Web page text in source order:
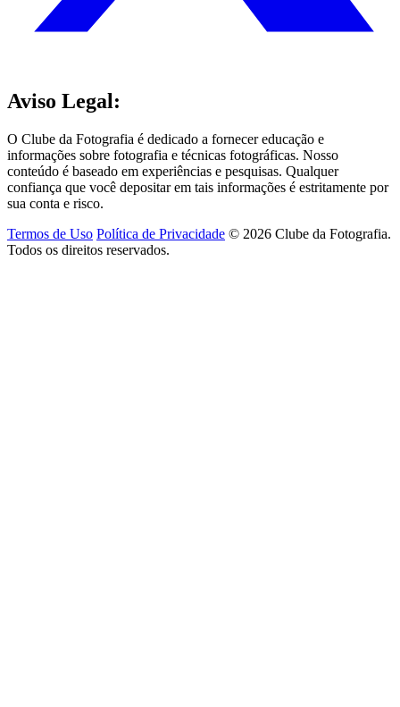
Aviso Legal:
O Clube da Fotografia é dedicado a fornecer educação e
informações sobre fotografia e técnicas fotográficas. Nosso
conteúdo é baseado em experiências e pesquisas. Qualquer
confiança que você depositar em tais informações é estritamente por
sua conta e risco.
Termos de Uso Política de Privacidade © 2026 Clube da Fotografia.
Todos os direitos reservados.